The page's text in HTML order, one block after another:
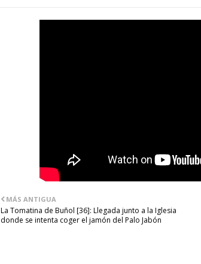
MÁS ANTIGUA
La Tomatina de Buñol [36]: Llegada junto a la Iglesia
donde se intenta coger el jamón del Palo Jabón